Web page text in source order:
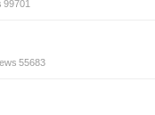
99701
55683